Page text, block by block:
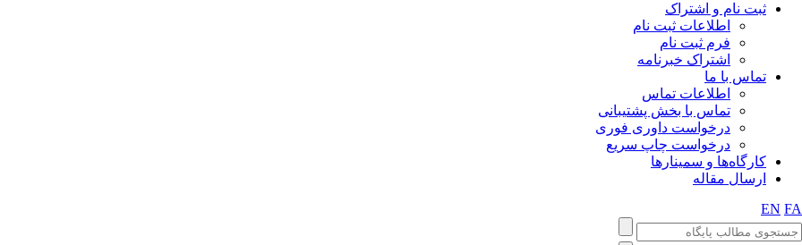
ثبت نام و اشتراک
اطلاعات ثبت نام
فرم ثبت نام
اشتراک خبرنامه
تماس با ما
اطلاعات تماس
تماس با بخش پشتیبانی
درخواست داوری فوری
درخواست چاپ سریع
کارگاه‌ها و سمینارها
ارسال مقاله
EN FA